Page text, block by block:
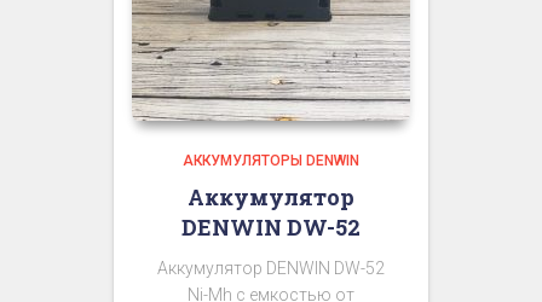
АККУМУЛЯТОРЫ DENWIN
Аккумулятор
DENWIN DW-52
Аккумулятор DENWIN DW-52
Ni-Mh с емкостью от